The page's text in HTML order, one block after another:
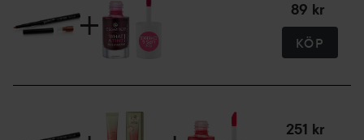
89 kr
KÖP
251 kr